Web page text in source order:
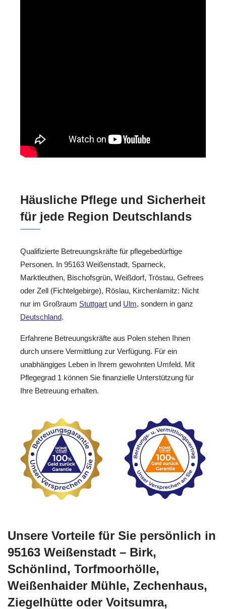
Häusliche Pflege und Sicherheit
für jede Region Deutschlands
Qualifizierte Betreuungskräfte für pflegebedürftige
Personen. In 95163 Weißenstadt, Sparneck,
Marktleuthen, Bischofsgrün, Weißdorf, Tröstau, Gefrees
oder Zell (Fichtelgebirge), Röslau, Kirchenlamitz: Nicht
nur im Großraum Stuttgart und Ulm, sondern in ganz
Deutschland.
Erfahrene Betreuungskräfte aus Polen stehen Ihnen
durch unsere Vermittlung zur Verfügung. Für ein
unabhängiges Leben in Ihrem gewohnten Umfeld. Mit
Pflegegrad 1 können Sie finanzielle Unterstützung für
Ihre Betreuung erhalten.
Unsere Vorteile für Sie persönlich in
95163 Weißenstadt – Birk,
Schönlind, Torfmoorhölle,
Weißenhaider Mühle, Zechenhaus,
Ziegelhütte oder Voitsumra,